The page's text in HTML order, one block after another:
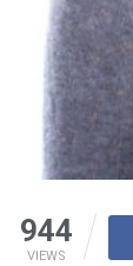
944
VIEWS